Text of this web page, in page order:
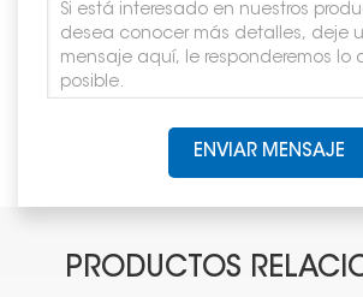
ENVIAR MENSAJE
PRODUCTOS